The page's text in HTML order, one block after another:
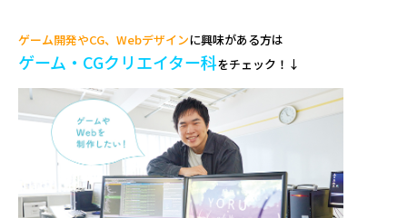
ゲーム開発やCG、Webデザインに興味がある方は
ゲーム・CGクリエイター科をチェック！ ↓